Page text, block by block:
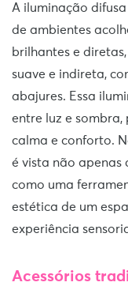
A iluminação
de ambientes
brilhantes e
suave e indireta,
abajures. Essa
entre luz e sombra,
calma e conforto.
é vista não apenas
como uma
estética de um
experiência
Acessórios